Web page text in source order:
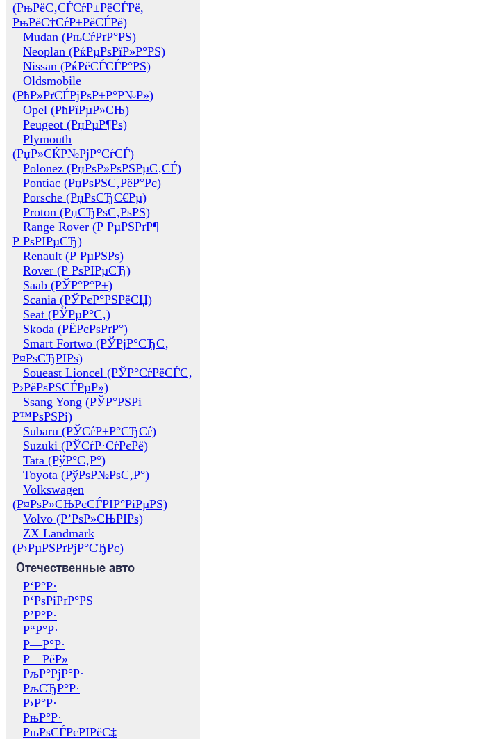
(РњРёС‚СЃСѓР±РёСЃРё,
РњРёС†СѓР±РёСЃРё)
Mudan (РњСѓРґР°РЅ)
Neoplan (РќРµРѕРїР»Р°РЅ)
Nissan (РќРёСЃСЃР°РЅ)
Oldsmobile
(РћР»РґСЃРјРѕР±Р°Р№Р»)
Opel (РћРїРµР»СЊ)
Peugeot (РџРµР¶Рѕ)
Plymouth
(РџР»СЌР№РјР°СѓСЃ)
Polonez (РџРѕР»РѕРЅРµС‚СЃ)
Pontiac (РџРѕРЅС‚РёР°Рє)
Porsche (РџРѕСЂС€Рµ)
Proton (РџСЂРѕС‚РѕРЅ)
Range Rover (Р РµРЅРґР¶
Р РѕРІРµСЂ)
Renault (Р РµРЅРѕ)
Rover (Р РѕРІРµСЂ)
Saab (РЎР°Р°Р±)
Scania (РЎРєР°РЅРёСЏ)
Seat (РЎРµР°С‚)
Skoda (РЁРєРѕРґР°)
Smart Fortwo (РЎРјР°СЂС‚
Р¤РѕСЂРІРѕ)
Soueast Lioncel (РЎР°СѓРёСЃС‚
Р›РёРѕРЅСЃРµР»)
Ssang Yong (РЎР°РЅРі
Р™РѕРЅРі)
Subaru (РЎСѓР±Р°СЂСѓ)
Suzuki (РЎСѓР·СѓРєРё)
Tata (РўР°С‚Р°)
Toyota (РўРѕР№РѕС‚Р°)
Volkswagen
(Р¤РѕР»СЊРєСЃРІР°РіРµРЅ)
Volvo (Р’РѕР»СЊРІРѕ)
ZX Landmark
(Р›РµРЅРґРјР°СЂРє)
Отечественные авто
Р‘Р°Р·
Р‘РѕРіРґР°РЅ
Р’Р°Р·
Р“Р°Р·
Р—Р°Р·
Р—РёР»
РљР°РјР°Р·
РљСЂР°Р·
Р›Р°Р·
РњР°Р·
РњРѕСЃРєРІРёС‡